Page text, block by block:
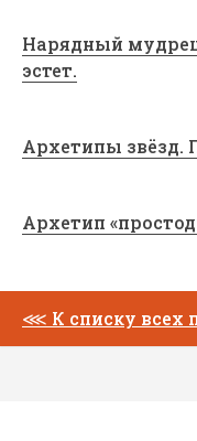
Нарядный
эстет.
Архетипы звёзд.
Архетип
⋘ К списку всех